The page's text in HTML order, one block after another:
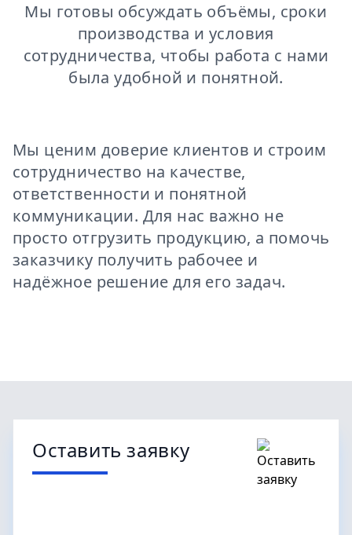
Мы готовы обсуждать объёмы, сроки
производства и условия
сотрудничества, чтобы работа с нами
была удобной и понятной.
Мы ценим доверие клиентов и строим
сотрудничество на качестве,
ответственности и понятной
коммуникации. Для нас важно не
просто отгрузить продукцию, а помочь
заказчику получить рабочее и
надёжное решение для его задач.
Оставить заявку